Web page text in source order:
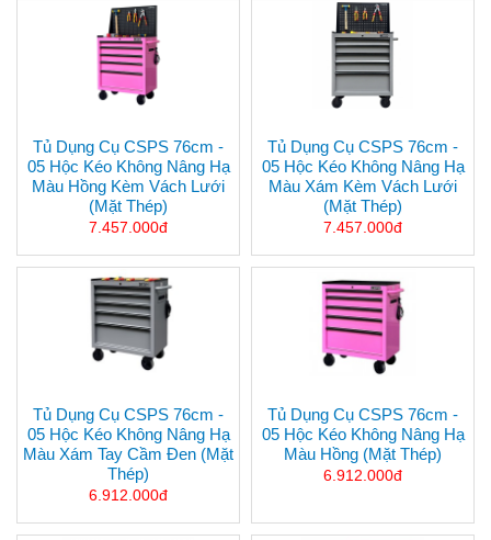
Tủ Dụng Cụ CSPS 76cm -
05 Hộc Kéo Không Nâng Hạ
Màu Hồng Kèm Vách Lưới
(mặt Thép)
7.457.000đ
Tủ Dụng Cụ CSPS 76cm -
05 Hộc Kéo Không Nâng Hạ
Màu Xám Kèm Vách Lưới
(mặt Thép)
7.457.000đ
Tủ Dụng Cụ CSPS 76cm -
05 Hộc Kéo Không Nâng Hạ
Màu Xám Tay Cầm Đen (mặt
Thép)
6.912.000đ
Tủ Dụng Cụ CSPS 76cm -
05 Hộc Kéo Không Nâng Hạ
Màu Hồng (mặt Thép)
6.912.000đ